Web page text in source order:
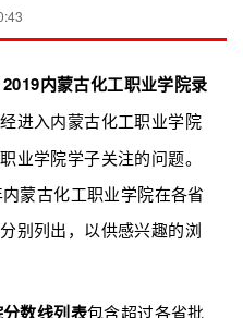
2019内蒙古化工职业学院录
进入内蒙古化工职业学院
业学院学子关注的问题。
蒙古化工职业学院在各省
别列出，以供感兴趣的浏
数线列表包含超过各省批